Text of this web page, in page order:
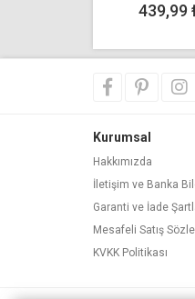
439,99
Kurumsal
Hakkımızda
İletişim ve Banka
Garanti ve İade
Mesafeli Satış
KVKK Politikası